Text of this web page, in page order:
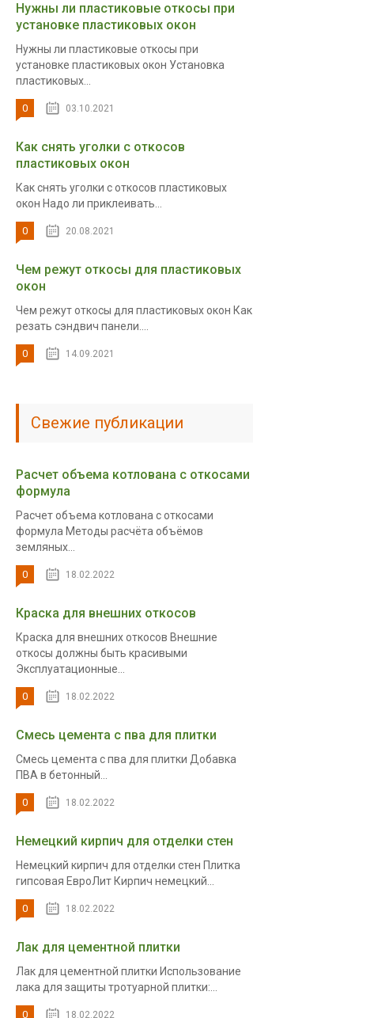
Нужны ли пластиковые откосы при
установке пластиковых окон
Нужны ли пластиковые откосы при
установке пластиковых окон Установка
пластиковых...
0 03.10.2021
Как снять уголки с откосов
пластиковых окон
Как снять уголки с откосов пластиковых
окон Надо ли приклеивать...
0 20.08.2021
Чем режут откосы для пластиковых
окон
Чем режут откосы для пластиковых окон Как
резать сэндвич панели....
0 14.09.2021
Свежие публикации
Расчет объема котлована с откосами
формула
Расчет объема котлована с откосами
формула Методы расчёта объёмов
земляных...
0 18.02.2022
Краска для внешних откосов
Краска для внешних откосов Внешние
откосы должны быть красивыми
Эксплуатационные...
0 18.02.2022
Смесь цемента с пва для плитки
Смесь цемента с пва для плитки Добавка
ПВА в бетонный...
0 18.02.2022
Немецкий кирпич для отделки стен
Немецкий кирпич для отделки стен Плитка
гипсовая ЕвроЛит Кирпич немецкий...
0 18.02.2022
Лак для цементной плитки
Лак для цементной плитки Использование
лака для защиты тротуарной плитки:...
0 18.02.2022